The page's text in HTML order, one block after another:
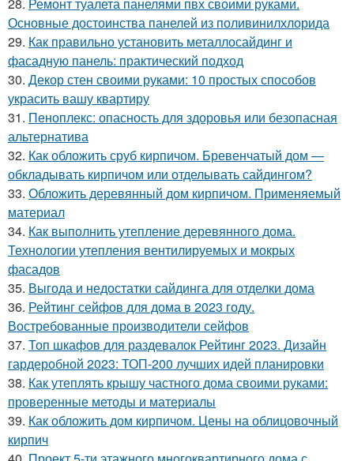
Основные достоинства панелей из поливинилхлорида
29. Как правильно установить металлосайдинг и
фасадную панель: практический подход
30. Декор стен своими руками: 10 простых способов
украсить вашу квартиру
31. Пеноплекс: опасность для здоровья или безопасная
альтернатива
32. Как обложить сруб кирпичом. Бревенчатый дом —
обкладывать кирпичом или отделывать сайдингом?
33. Обложить деревянный дом кирпичом. Применяемый
материал
34. Как выполнить утепление деревянного дома.
Технологии утепления вентилируемых и мокрых
фасадов
35. Выгода и недостатки сайдинга для отделки дома
36. Рейтинг сейфов для дома в 2023 году.
Востребованные производители сейфов
37. Топ шкафов для раздевалок Рейтинг 2023. Дизайн
гардеробной 2023: ТОП-200 лучших идей планировки
38. Как утеплять крышу частного дома своими руками:
проверенные методы и материалы
39. Как обложить дом кирпичом. Цены на облицовочный
кирпич